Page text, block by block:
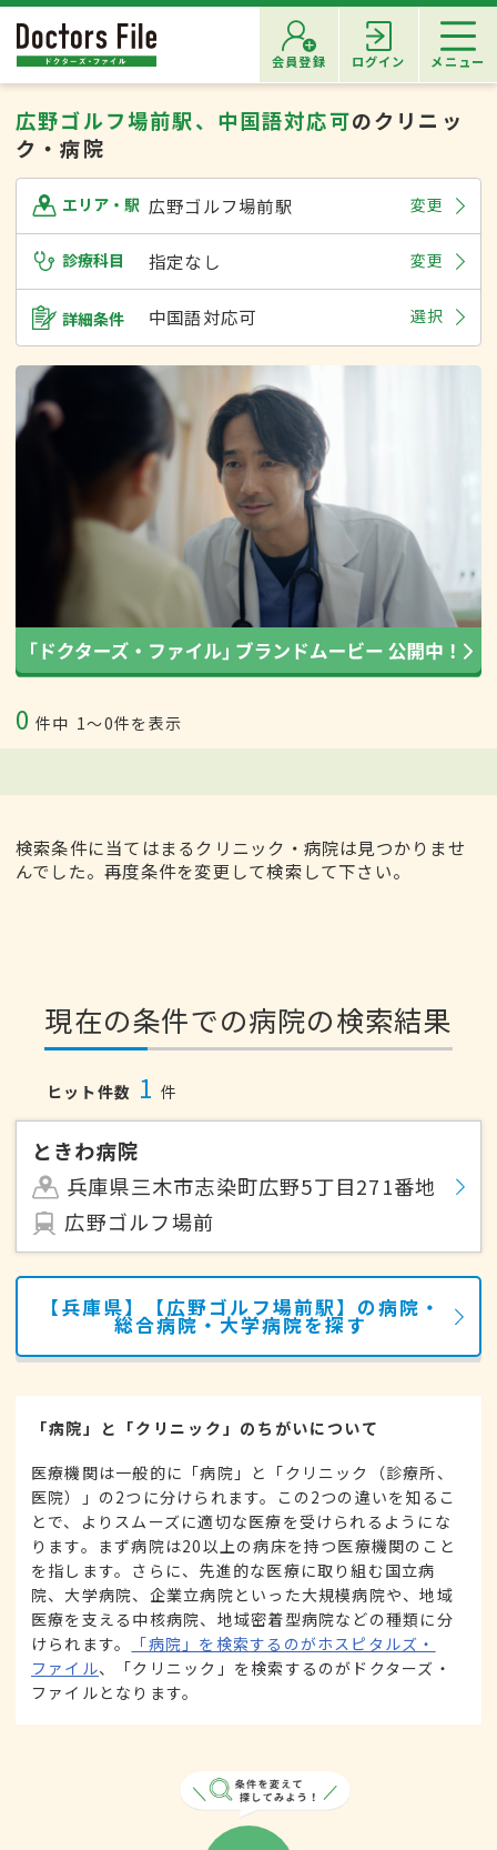
会員登録 ログイン メニュー
広野ゴルフ場前駅、中国語対応可のクリニッ
ク・病院
エリア・駅 広野ゴルフ場前駅 変更
診療科目 指定なし 変更
詳細条件 中国語対応可 選択
0 件中 1〜0件を表示
検索条件に当てはまるクリニック・病院は見つかりませ
んでした。再度条件を変更して検索して下さい。
現在の条件での病院の検索結果
ヒット件数 1 件
ときわ病院
兵庫県三木市志染町広野5丁目271番地
広野ゴルフ場前
【兵庫県】【広野ゴルフ場前駅】の病院・
総合病院・大学病院を探す
「病院」と「クリニック」のちがいについて
医療機関は一般的に「病院」と「クリニック（診療所、
医院）」の2つに分けられます。この2つの違いを知るこ
とで、よりスムーズに適切な医療を受けられるようにな
ります。まず病院は20以上の病床を持つ医療機関のこと
を指します。さらに、先進的な医療に取り組む国立病
院、大学病院、企業立病院といった大規模病院や、地域
医療を支える中核病院、地域密着型病院などの種類に分
けられます。
「病院」を検索するのがホスピタルズ・
ファイル、「クリニック」を検索するのがドクターズ・
ファイルとなります。